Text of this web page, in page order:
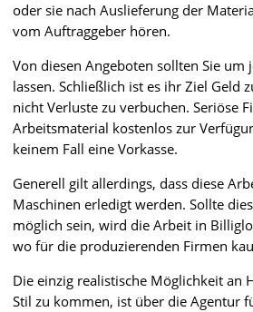
oder sie nach Auslieferung der
vom Auftraggeber hören.
Von diesen Angeboten sollten Sie um
lassen. Schließlich ist es ihr Ziel Geld
nicht Verluste zu verbuchen. Seriöse
Arbeitsmaterial kostenlos zur
keinem Fall eine Vorkasse.
Generell gilt allerdings, dass diese
Maschinen erledigt werden. Sollte
möglich sein, wird die Arbeit in
wo für die produzierenden Firmen
Die einzig realistische Möglichkeit an
Stil zu kommen, ist über die Agentur